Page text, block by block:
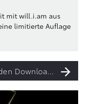
mit will.i.am aus
limitierte Auflage
Zu den Downloads